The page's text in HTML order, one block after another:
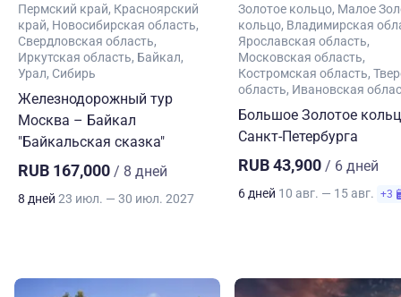
Пермский край Красноярский
край Новосибирская область
Свердловская область
Иркутская область Байкал
Урал Сибирь
Железнодорожный тур
Москва – Байкал
"Байкальская сказка"
RUB 167,000 / 8 дней
8 дней 23 июл. — 30 июл. 2027
Золотое кольцо Малое
кольцо Владимирская
Ярославская область
Московская область
Костромская область
область Ивановская
Большое Золотое
Санкт-Петербурга
RUB 43,900 / 6 дней
6 дней 10 авг. — 15 авг. +3